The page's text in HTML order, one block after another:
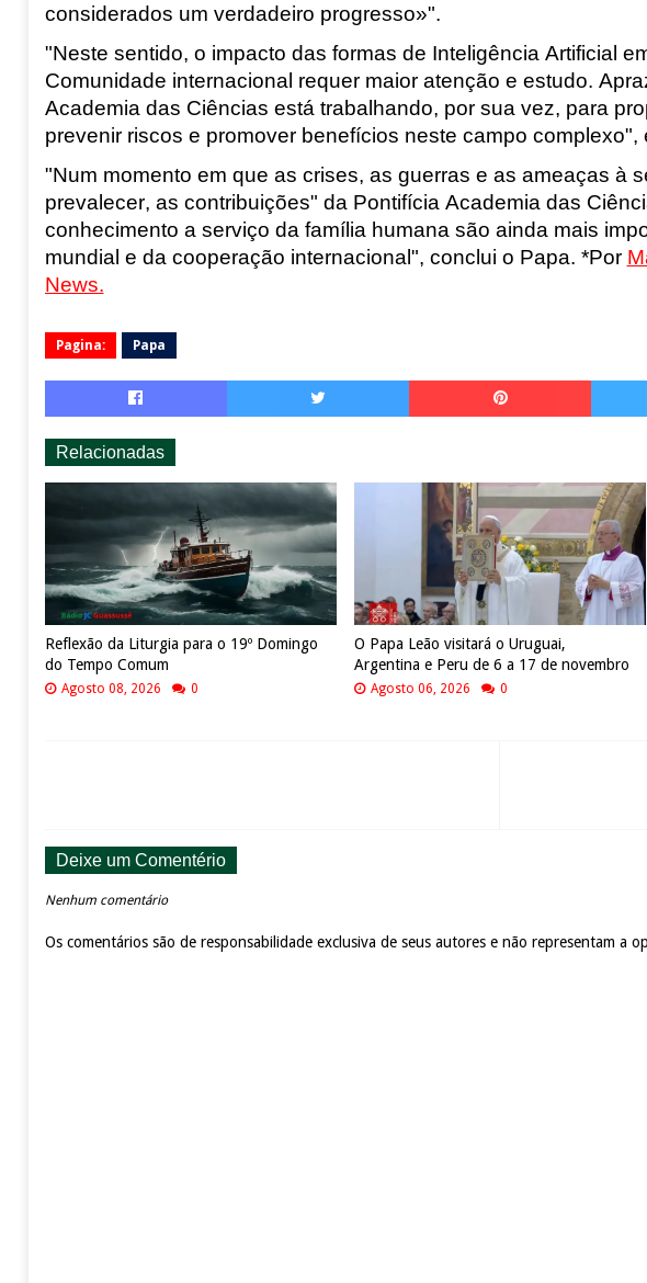
considerados um verdadeiro progresso»".
"Neste sentido, o impacto das formas de Inteligência Artificial
Comunidade internacional requer maior atenção e estudo.
Academia das Ciências está trabalhando, por sua vez, para
prevenir riscos e promover benefícios neste campo
"Num momento em que as crises, as guerras e as ameaças à
prevalecer, as contribuições" da Pontifícia Academia das
conhecimento a serviço da família humana são ainda mais
mundial e da cooperação internacional", conclui o Papa. *Por
News.
Pagina: Papa
Relacionadas
Reflexão da Liturgia para o 19º Domingo
do Tempo Comum
Agosto 08, 2026 0
O Papa Leão visitará o Uruguai,
Argentina e Peru de 6 a 17 de novembro
Agosto 06, 2026 0
Deixe um Comentério
Nenhum comentário
Os comentários são de responsabilidade exclusiva de seus autores e não representam a